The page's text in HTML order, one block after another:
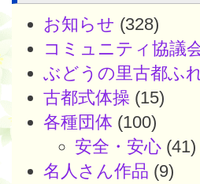
お知らせ (328)
コミュニティ協議
ぶどうの里古都ふ
古都式体操 (15)
各種団体 (100)
安全・安心 (41)
名人さん作品 (9)